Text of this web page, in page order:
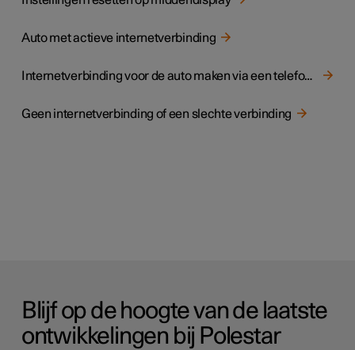
Auto met actieve internetverbinding
Internetverbinding voor de auto maken via een telefoon (Wi-Fi)
Geen internetverbinding of een slechte verbinding
Blijf op de hoogte van de laatste
ontwikkelingen bij Polestar